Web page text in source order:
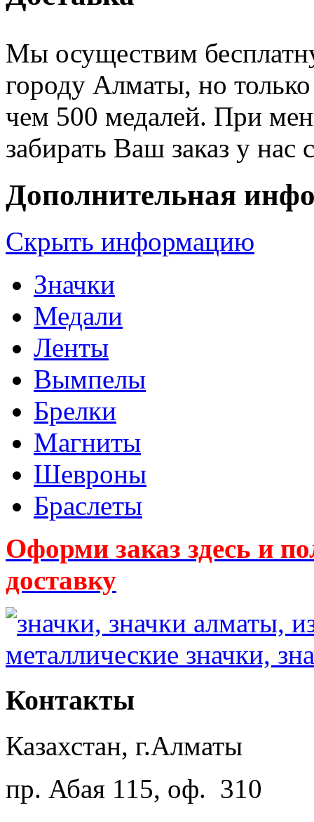
Мы осуществим
городу Алматы, но
чем 500 медалей. При
забирать Ваш заказ у нас
Дополнительная
Скрыть информацию
Значки
Медали
Ленты
Вымпелы
Брелки
Магниты
Шевроны
Браслеты
Оформи заказ здесь
доставку
Контакты
Казахстан, г.Алматы
пр. Абая 115, оф. 310